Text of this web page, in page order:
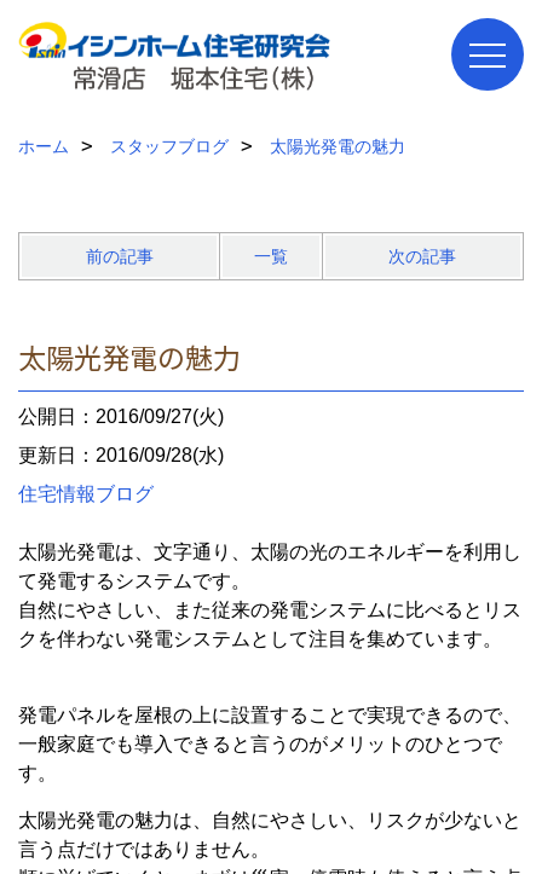
ホーム スタッフブログ 太陽光発電の魅力
前の記事 一覧 次の記事
太陽光発電の魅力
公開日：2016/09/27(火)
更新日：2016/09/28(水)
住宅情報ブログ
太陽光発電は、文字通り、太陽の光のエネルギーを利用し
て発電するシステムです。
自然にやさしい、また従来の発電システムに比べるとリス
クを伴わない発電システムとして注目を集めています。
発電パネルを屋根の上に設置することで実現できるので、
一般家庭でも導入できると言うのがメリットのひとつで
す。
太陽光発電の魅力は、自然にやさしい、リスクが少ないと
言う点だけではありません。